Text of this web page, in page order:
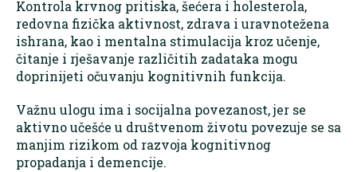
Kontrola krvnog pritiska, šećera i holesterola,
redovna fizička aktivnost, zdrava i uravnotežena
ishrana, kao i mentalna stimulacija kroz učenje,
čitanje i rješavanje različitih zadataka mogu
doprinijeti očuvanju kognitivnih funkcija.
Važnu ulogu ima i socijalna povezanost, jer se
aktivno učešće u društvenom životu povezuje se sa
manjim rizikom od razvoja kognitivnog
propadanja i demencije.